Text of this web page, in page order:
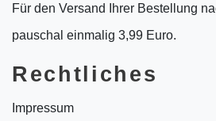
Für den Versand Ihrer Bestellung
pauschal einmalig 3,99 Euro.
Rechtliches
Impressum